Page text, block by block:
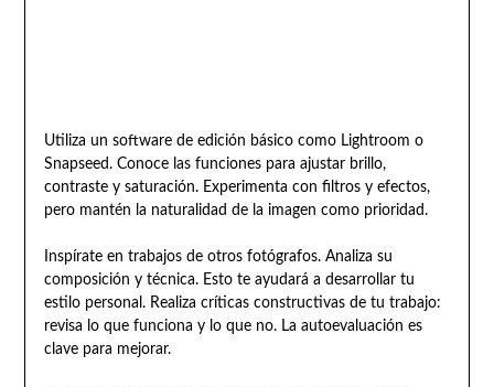
Utiliza un software de edición básico como Lightroom o
Snapseed. Conoce las funciones para ajustar brillo,
contraste y saturación. Experimenta con filtros y efectos,
pero mantén la naturalidad de la imagen como prioridad.
Inspírate en trabajos de otros fotógrafos. Analiza su
composición y técnica. Esto te ayudará a desarrollar tu
estilo personal. Realiza críticas constructivas de tu trabajo:
revisa lo que funciona y lo que no. La autoevaluación es
clave para mejorar.